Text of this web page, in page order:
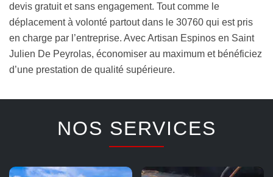
devis gratuit et sans engagement. Tout comme le
déplacement à volonté partout dans le 30760 qui est pris
en charge par l’entreprise. Avec Artisan Espinos en Saint
Julien De Peyrolas, économiser au maximum et bénéficiez
d’une prestation de qualité supérieure.
NOS SERVICES